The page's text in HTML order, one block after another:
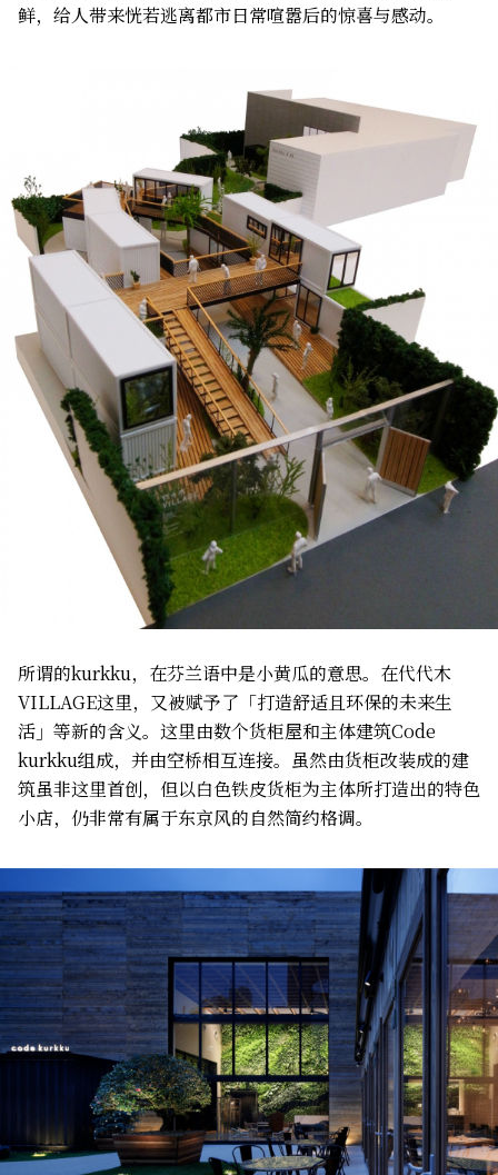
鲜，给人带来恍若逃离都市日常喧嚣后的惊喜与感动。
所谓的kurkku，在芬兰语中是小黄瓜的意思。在代代木
VILLAGE这里，又被赋予了「打造舒适且环保的未来生
活」等新的含义。这里由数个货柜屋和主体建筑Code
kurkku组成，并由空桥相互连接。虽然由货柜改装成的建
筑虽非这里首创，但以白色铁皮货柜为主体所打造出的特色
小店，仍非常有属于东京风的自然简约格调。